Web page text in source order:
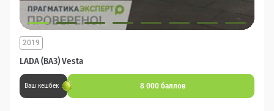
LADA (ВАЗ) Vesta
2019
Ваш кешбек 8 000 баллов